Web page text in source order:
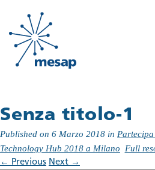
Senza titolo-1
Published on 6 Marzo 2018 in
Technology Hub 2018 a Milano
Full
← Previous Next →